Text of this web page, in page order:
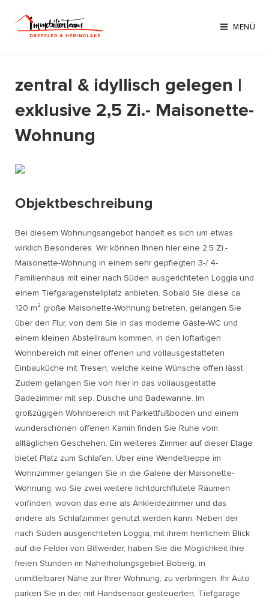
Inhalt
springen
MENÜ
zentral & idyllisch gelegen |
exklusive 2,5 Zi.- Maisonette-
Wohnung
Objektbeschreibung
Bei diesem Wohnungsangebot handelt es sich um etwas
wirklich Besonderes. Wir können Ihnen hier eine 2,5 Zi.-
Maisonette-Wohnung in einem sehr gepflegten 3-/ 4-
Familienhaus mit einer nach Süden ausgerichteten Loggia und
einem Tiefgaragenstellplatz anbieten. Sobald Sie diese ca.
120 m² große Maisonette-Wohnung betreten, gelangen Sie
über den Flur, von dem Sie in das moderne Gäste-WC und
einem kleinen Abstellraum kommen, in den loftartigen
Wohnbereich mit einer offenen und vollausgestatteten
Einbauküche mit Tresen, welche keine Wünsche offen lässt.
Zudem gelangen Sie von hier in das vollausgestatte
Badezimmer mit sep. Dusche und Badewanne. Im
großzügigen Wohnbereich mit Parkettfußboden und einem
wunderschönen offenen Kamin finden Sie Ruhe vom
alltäglichen Geschehen. Ein weiteres Zimmer auf dieser Etage
bietet Platz zum Schlafen. Über eine Wendeltreppe im
Wohnzimmer gelangen Sie in die Galerie der Maisonette-
Wohnung, wo Sie zwei weitere lichtdurchflutete Räumen
vorfinden, wovon das eine als Ankleidezimmer und das
andere als Schlafzimmer genutzt werden kann. Neben der
nach Süden ausgerichteten Loggia, mit ihrem herrlichem Blick
auf die Felder von Billwerder, haben Sie die Möglichkeit Ihre
freien Stunden im Naherholungsgebiet Boberg, in
unmittelbarer Nähe zur Ihrer Wohnung, zu verbringen. Ihr Auto
parken Sie in der, mit Handsensor gesteuerten, Tiefgarage